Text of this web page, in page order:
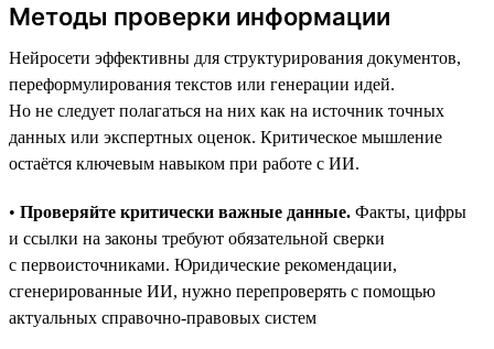
Методы проверки информации
Нейросети эффективны для структурирования документов,
переформулирования текстов или генерации идей.
Но не следует полагаться на них как на источник точных
данных или экспертных оценок. Критическое мышление
остаётся ключевым навыком при работе с ИИ.
• Проверяйте критически важные данные. Факты, цифры
и ссылки на законы требуют обязательной сверки
с первоисточниками. Юридические рекомендации,
сгенерированные ИИ, нужно перепроверять с помощью
актуальных справочно-правовых систем